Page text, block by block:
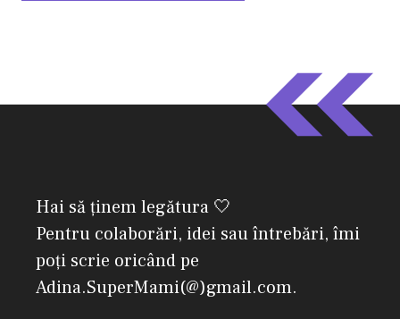
Hai să ținem legătura 🤍
Pentru colaborări, idei sau întrebări, îmi
poți scrie oricând pe
Adina.SuperMami(@)gmail.com.